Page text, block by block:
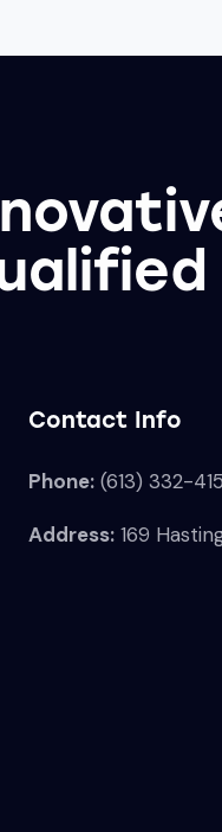
Contact Info
Phone: (613) 332-
Address:169